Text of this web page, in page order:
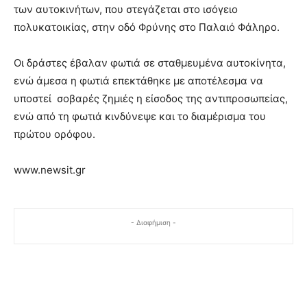
των αυτοκινήτων, που στεγάζεται στο ισόγειο
πολυκατοικίας, στην οδό Φρύνης στο Παλαιό Φάληρο.
Οι δράστες έβαλαν φωτιά σε σταθμευμένα αυτοκίνητα,
ενώ άμεσα η φωτιά επεκτάθηκε με αποτέλεσμα να
υποστεί σοβαρές ζημιές η είσοδος της αντιπροσωπείας,
ενώ από τη φωτιά κινδύνεψε και το διαμέρισμα του
πρώτου ορόφου.
www.newsit.gr
- Διαφήμιση -